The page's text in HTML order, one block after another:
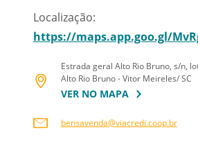
Localização:
https://maps.app.goo.gl/
Estrada geral Alto Rio Bruno, s/n,
Alto Rio Bruno - Vitor Meireles/ SC
VER NO MAPA
bensavenda@viacredi.coop.br